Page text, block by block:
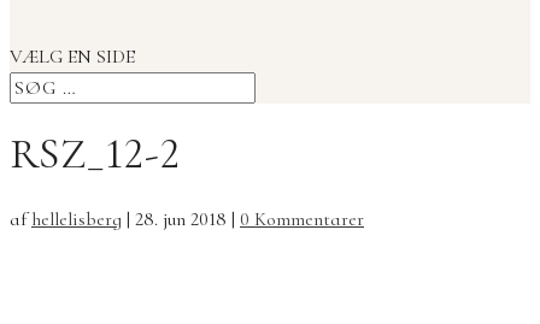
VÆLG EN SIDE
RSZ_12-2
afhellelisberg | 28. jun 2018 | 0 Kommentarer